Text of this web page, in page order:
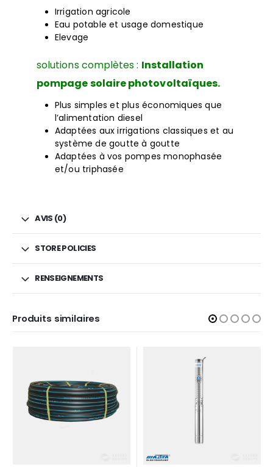
Irrigation agricole
Eau potable et usage domestique
Elevage
solutions complètes : Installation
pompage solaire photovoltaïques.
Plus simples et plus économiques que
l’alimentation diesel
Adaptées aux irrigations classiques et au
système de goutte à goutte
Adaptées à vos pompes monophasée
et/ou triphasée
AVIS (0)
STORE POLICIES
RENSEIGNEMENTS
Produits similaires